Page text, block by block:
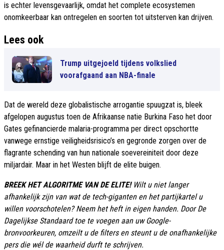
is echter levensgevaarlijk, omdat het complete ecosystemen
onomkeerbaar kan ontregelen en soorten tot uitsterven kan drijven.
Lees ook
Trump uitgejoeld tijdens volkslied
voorafgaand aan NBA-finale
Dat de wereld deze globalistische arrogantie spuugzat is, bleek
afgelopen augustus toen de Afrikaanse natie Burkina Faso het door
Gates gefinancierde malaria-programma per direct opschortte
vanwege ernstige veiligheidsrisico’s en gegronde zorgen over de
flagrante schending van hun nationale soevereiniteit door deze
miljardair. Maar in het Westen blijft de elite buigen.
BREEK HET ALGORITME VAN DE ELITE! Wilt u niet langer
afhankelijk zijn van wat de tech-giganten en het partijkartel u
willen voorschotelen? Neem het heft in eigen handen. Door De
Dagelijkse Standaard toe te voegen aan uw Google-
bronvoorkeuren, omzeilt u de filters en steunt u de onafhankelijke
pers die wél de waarheid durft te schrijven.